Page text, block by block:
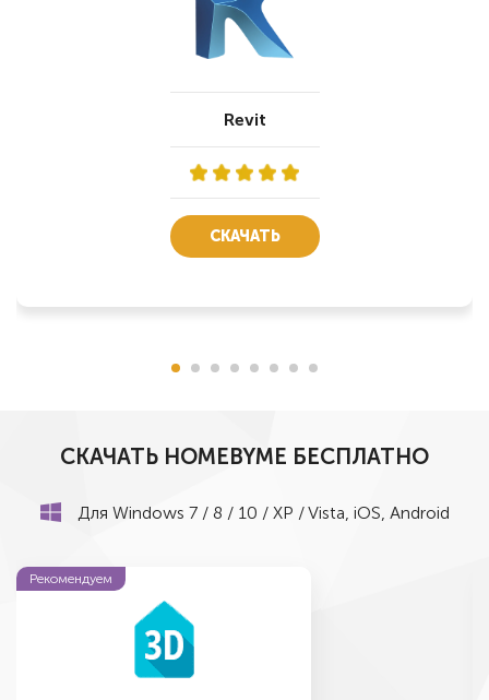
Revit
СКАЧАТЬ
СКАЧАТЬ HOMEBYME БЕСПЛАТНО
Для Windows 7 / 8 / 10 / XP / Vista, iOS, Android
Рекомендуем